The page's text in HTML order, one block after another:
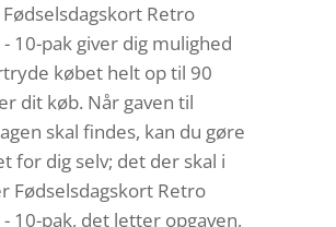
Fødselsdagskort Retro
10-pak giver dig mulighed
købet helt op til 90
dit køb. Når gaven til
skal findes, kan du gøre
for dig selv; det der skal i
Fødselsdagskort Retro
10-pak, det letter opgaven,